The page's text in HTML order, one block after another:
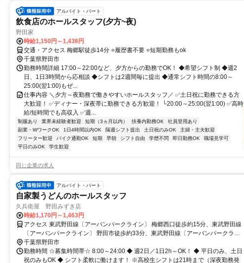
アルバイト・パート
飲食店のホールスタッフ(夕方~夜)
野田家
時給1,150円～1,438円
交通・アクセス 梅郷駅徒歩14分 ⭐履歴書不要 ⭐短期勤務もok
千葉県野田市
勤務時間詳細 17:00～22:00など、夕方からの勤務でOK！ ◆希望シフト制 ◆週2
日、1日3時間から応相談 ◆シフトは2週間毎に提出 ◆通常シフト時間の8:00～
25:00(翌1:00)もぜ...
仕事内容 ＼夕方～夜勤務で働きやすいホールスタッフ／ ✅土日祝に勤務できる方
大歓迎！ ✅ディナー・深夜帯に勤務できる方歓迎！ └20:00～25:00(翌1:00) ✅高時
給/短時間でも高収入 ✅週...
制服あり 業界未経験者歓迎 短期（3ヵ月以内） 扶養内勤務OK
社員登用あり
副業・WワークOK
1日4時間以内OK 隔週シフト提出 土日祝のみOK
主婦・主夫歓迎
フリーター歓迎
バイク通勤OK 短期 早朝 シフト自由 学歴不問 即日勤務OK
職場見学可
平日のみOK
学生歓迎
同じ企業の求人
アルバイト・パート
自家製うどんのホールスタッフ
久兵衛屋 野田みずき店
時給1,170円～1,463円
アクセス 東武野田線〔アーバンパークライン〕 梅郷西口徒歩約15分、東武野田線
〔アーバンパークライン〕 野田市徒歩約33分、東武野田線〔アーバンパークライ
ン〕 運河西口徒歩約34分 車通勤可
千葉県野田市
勤務時間 ☆募集時間帯☆ 8:00～24:00 ◆ 週2日／1日2h～OK！ ◆ 平日のみ、土日
祝のみもOK ◆ シフト柔軟に働けます！ ※高校生シフトは21時まで（深夜勤務発